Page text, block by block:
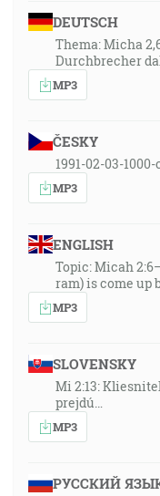
DEUTSCH
Thema: Micha
Durchbrecher
MP3
ČESKY
1991-02-03-
MP3
ENGLISH
Topic: Micah
ram) is come up
MP3
SLOVENSKY
Mi 2:13:
prejdú…
MP3
РУССКИЙ